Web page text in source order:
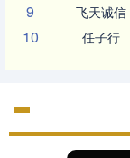
9 飞天诚信
10 任子行